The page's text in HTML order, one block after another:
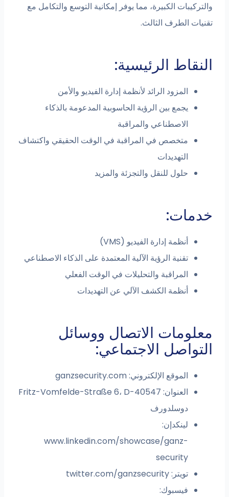
والتركيبات الكبيرة، مما يوفر إمكانية التوسع والتكامل مع
تقنيات الطرف الثالث.
النقاط الرئيسية:
المزود الرائد لأنظمة إدارة الفيديو والأمن
يجمع بين الرؤية الحاسوبية المدعومة بالذكاء
الاصطناعي والمراقبة
متخصص في المراقبة في الوقت الحقيقي واكتشاف
التهديدات
حلول للنقل والتجزئة والمزيد
خدمات:
أنظمة إدارة الفيديو (VMS)
تقنية الرؤية الآلية المعتمدة على الذكاء الاصطناعي
المراقبة والتحليلات في الوقت الفعلي
أنظمة الكشف الآلي عن التهديدات
معلومات الاتصال ووسائل
التواصل الاجتماعي:
الموقع الإلكتروني: ganzsecurity.com
العنوان: Fritz-Vomfelde-Straße 6، D-40547
دوسلدورف
لينكدإن:
www.linkedin.com/showcase/ganz-
security
تويتر: twitter.com/ganzsecurity
فيسبوك: